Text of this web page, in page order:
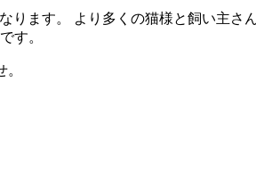
ります。 より多くの猫様と飼い主さ
す。